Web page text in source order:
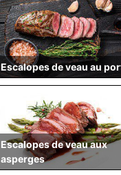
Escalopes de veau au
Escalopes de veau aux
asperges